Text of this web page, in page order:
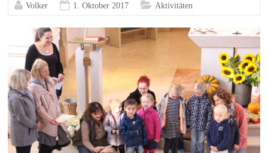
Volker 1. Oktober 2017 Aktivitäten